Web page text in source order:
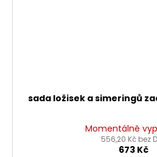
sada ložisek a simeringů
Momentálně
556,20 Kč bez
673 Kč